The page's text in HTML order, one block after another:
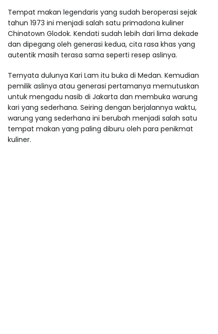
Tempat makan legendaris yang sudah beroperasi sejak
tahun 1973 ini menjadi salah satu primadona kuliner
Chinatown Glodok. Kendati sudah lebih dari lima dekade
dan dipegang oleh generasi kedua, cita rasa khas yang
autentik masih terasa sama seperti resep aslinya.
Ternyata dulunya Kari Lam itu buka di Medan. Kemudian
pemilik aslinya atau generasi pertamanya memutuskan
untuk mengadu nasib di Jakarta dan membuka warung
kari yang sederhana. Seiring dengan berjalannya waktu,
warung yang sederhana ini berubah menjadi salah satu
tempat makan yang paling diburu oleh para penikmat
kuliner.